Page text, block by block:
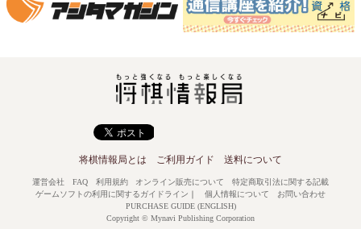
将棋情報局とは ご利用ガイド 送料について
運営会社 FAQ 利用規約 オンライン販売について
特定商取引法に関する記載
ゲームソフトの利用に関するガイドライン ｜ 個人情報について
お問い合わせ
PURCHASE GUIDE (ENGLISH)
Copyright © Mynavi Publishing Corporation